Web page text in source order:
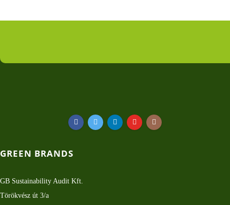
GREEN BRANDS
GB Sustainability Audit Kft.
Törökvész út 3/a